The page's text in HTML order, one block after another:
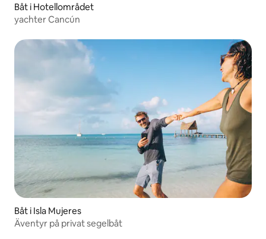
Båt i Hotellområdet
yachter Cancún
Båt i Isla Mujeres
Äventyr på privat segelbåt